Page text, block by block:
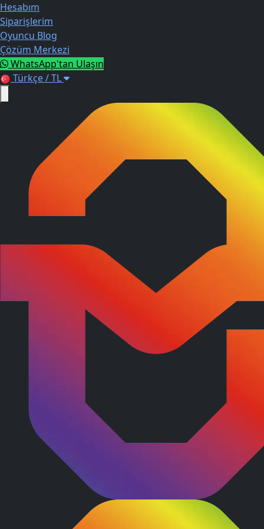
Hesabım
Siparişlerim
Oyuncu Blog
Çözüm Merkezi
WhatsApp'tan Ulaşın
Türkçe / TL